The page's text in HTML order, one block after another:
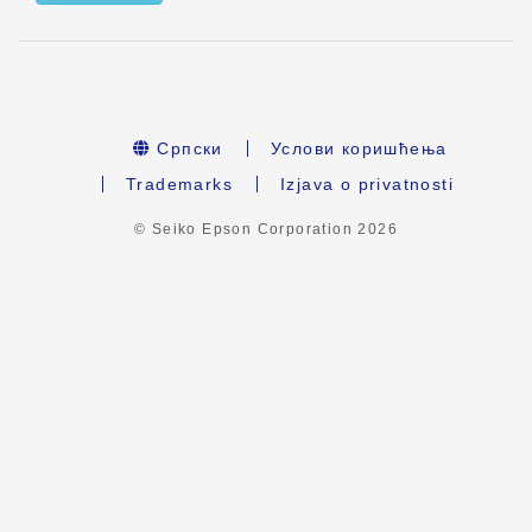
Српски
Услови коришћења
Trademarks
Izjava o privatnosti
© Seiko Epson Corporation2026